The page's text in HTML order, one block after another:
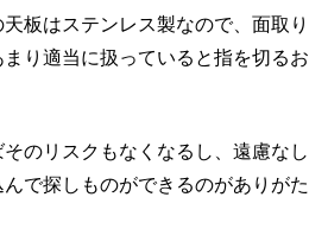
板はステンレス製なので、面取り
り適当に扱っていると指を切るお
のリスクもなくなるし、遠慮なし
で探しものができるのがありがた